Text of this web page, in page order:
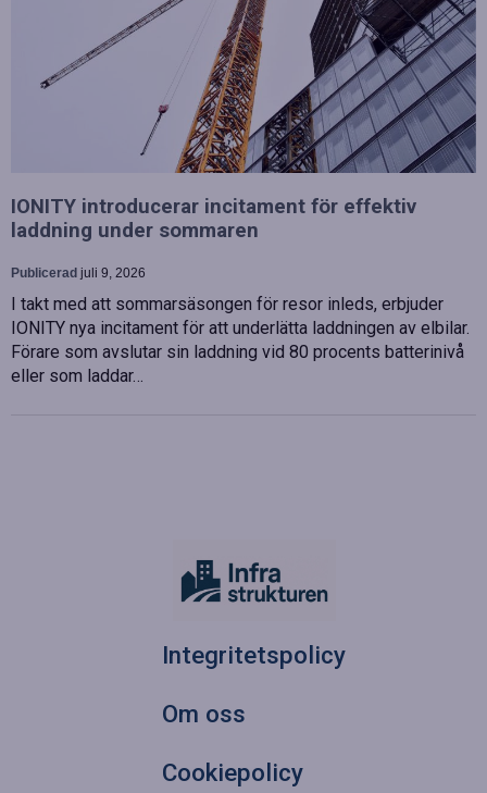
IONITY introducerar incitament för effektiv
laddning under sommaren
Publicerad juli 9, 2026
I takt med att sommarsäsongen för resor inleds, erbjuder
IONITY nya incitament för att underlätta laddningen av elbilar.
Förare som avslutar sin laddning vid 80 procents batterinivå
eller som laddar…
Integritetspolicy
Om oss
Cookiepolicy